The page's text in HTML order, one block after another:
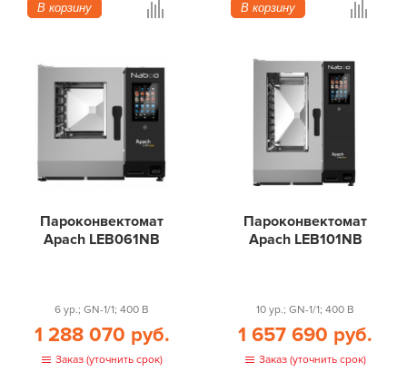
В корзину В корзину
Пароконвектомат
Apach LEB061NB
6 ур.; GN-1/1; 400 В
1 288 070 руб.
Заказ (уточнить срок)
Пароконвектомат
Apach LEB101NB
10 ур.; GN-1/1; 400 В
1 657 690 руб.
Заказ (уточнить срок)